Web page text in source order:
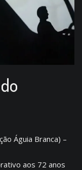
Águia Branca) –
aos 72 anos